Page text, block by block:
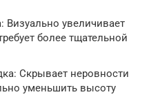
Визуально увеличивает
более тщательной
Скрывает неровности
уменьшить высоту